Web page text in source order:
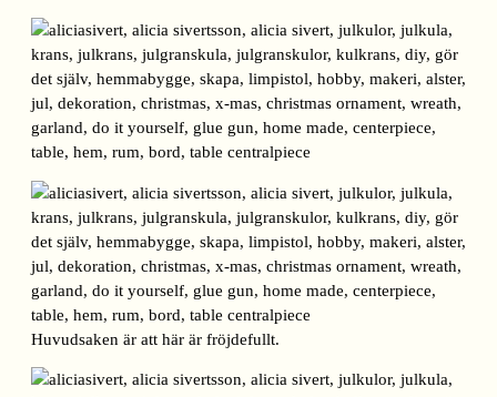
Huvudsaken är att här är fröjdefullt.